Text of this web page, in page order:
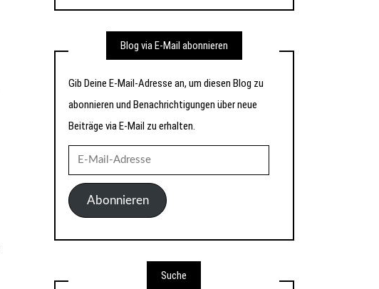
Blog via E-Mail abonnieren
Gib Deine E-Mail-Adresse an, um diesen Blog zu
abonnieren und Benachrichtigungen über neue
Beiträge via E-Mail zu erhalten.
Mail-
AdresseAbonnieren
Suche